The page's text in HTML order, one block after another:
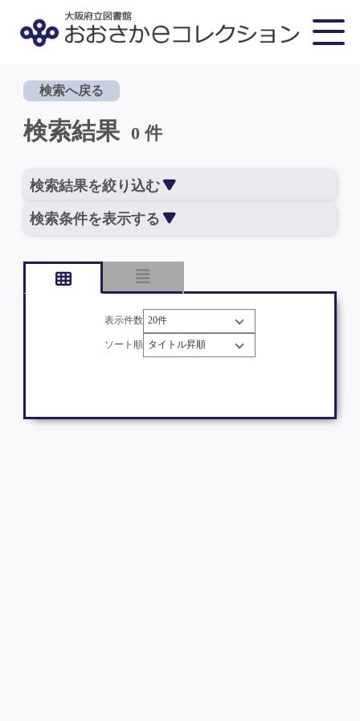
検索へ戻る
検索結果 0 件
検索結果を絞り込む
検索条件を表示する
表示件数
ソート順